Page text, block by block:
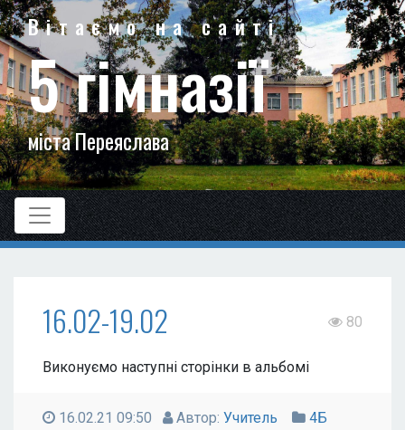
Вітаємо на сайті
5 гімназії
міста Переяслава
16.02-19.02 80
Виконуємо наступні сторінки в альбомі
16.02.21 09:50 Автор: Учитель
4Б